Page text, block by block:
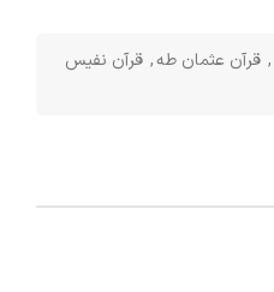
, قرآن عثمان طه, قرآن نفیس